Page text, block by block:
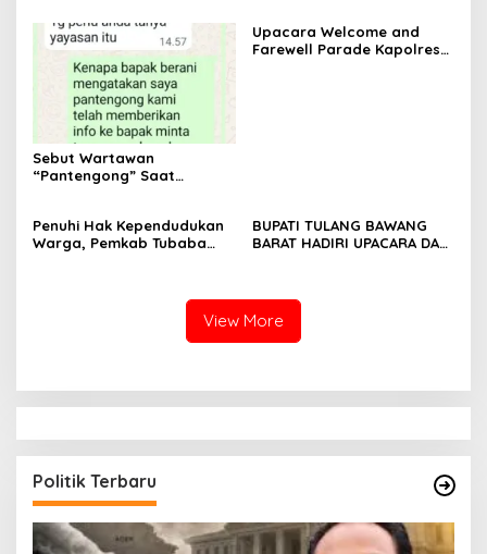
Stimulan Rumah
Sebut Wartawan
“Pantengong” Saat
Etika, DPR‑Provinsi,
Gubernur dan PLLDA
Upacara Welcome and
Farewell Parade Kapolres
Penuhi Hak Kependudukan
Warga, Pemkab Tubaba
BUPATI TULANG BAWANG
BARAT HADIRI UPACARA DAN
View More
Politik Terbaru